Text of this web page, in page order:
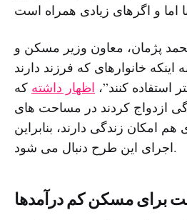
پژمان، معاون وزیر مسکن و
خانوارهای که فرزند دارند
اظهار داشته که
ازدواج کردند در مساحت های
و ۴۰ متری هم امکان زندگی دارند، بنابراین
اجرای این طرح دنبال می شود.
برای مسکن کم درآمدها